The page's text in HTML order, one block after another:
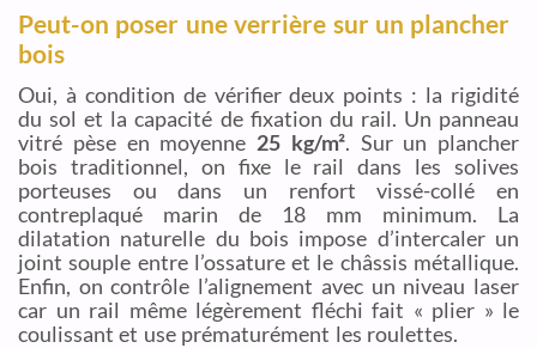
Peut-on poser une verrière sur un plancher
bois
Oui, à condition de vérifier deux points : la rigidité
du sol et la capacité de fixation du rail. Un panneau
vitré pèse en moyenne 25 kg/m². Sur un plancher
bois traditionnel, on fixe le rail dans les solives
porteuses ou dans un renfort vissé-collé en
contreplaqué marin de 18 mm minimum. La
dilatation naturelle du bois impose d’intercaler un
joint souple entre l’ossature et le châssis métallique.
Enfin, on contrôle l’alignement avec un niveau laser
car un rail même légèrement fléchi fait « plier » le
coulissant et use prématurément les roulettes.